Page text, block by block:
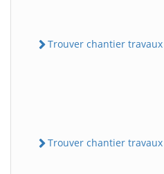
Trouver chantier travaux
Trouver chantier travaux